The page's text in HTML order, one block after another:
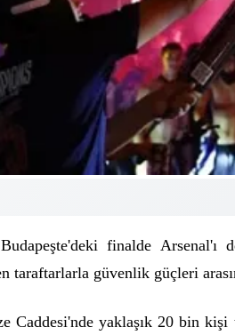
finalde Arsenal'ı
güvenlik güçleri
yaklaşık 20 bin kişi